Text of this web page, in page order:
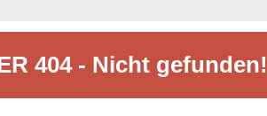
404 - Nicht gefunden!